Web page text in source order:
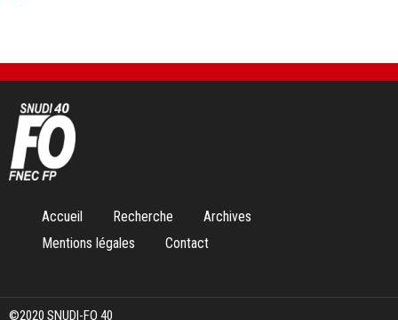
Aller
contenu
Accueil Recherche
Archives
Mentions légales
Contact
©2020 SNUDI-FO 40